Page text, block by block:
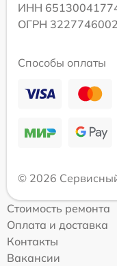
ИНН
ОГРН
Способы оплаты
© 2026
Стоимость ремонта
Оплата и доставка
Контакты
Вакансии